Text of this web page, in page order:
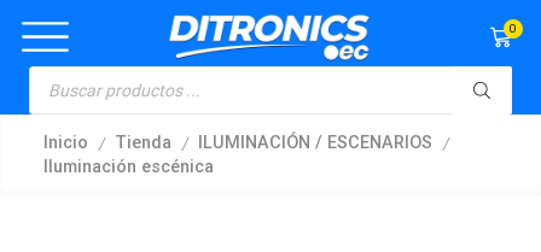
0
Inicio / Tienda / ILUMINACIÓN / ESCENARIOS /
Iluminación escénica